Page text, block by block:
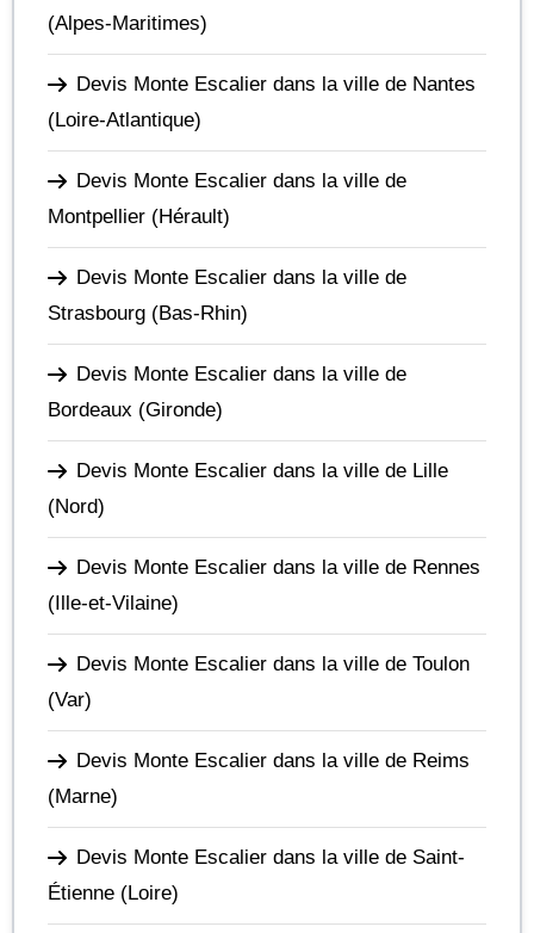
(Alpes-Maritimes)
Devis Monte Escalier dans la ville de Nantes
(Loire-Atlantique)
Devis Monte Escalier dans la ville de
Montpellier (Hérault)
Devis Monte Escalier dans la ville de
Strasbourg (Bas-Rhin)
Devis Monte Escalier dans la ville de
Bordeaux (Gironde)
Devis Monte Escalier dans la ville de Lille
(Nord)
Devis Monte Escalier dans la ville de Rennes
(Ille-et-Vilaine)
Devis Monte Escalier dans la ville de Toulon
(Var)
Devis Monte Escalier dans la ville de Reims
(Marne)
Devis Monte Escalier dans la ville de Saint-
Étienne (Loire)